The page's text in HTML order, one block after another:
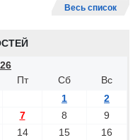
Весь список
Пт Сб
Вс
1
2
7 8
9
14 15 16